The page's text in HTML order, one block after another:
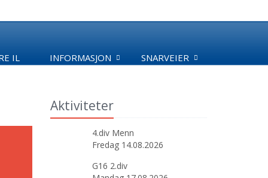
IL INFORMASJON SNARVEIER
Aktiviteter
4.div Menn
Fredag 14.08.2026
G16 2.div